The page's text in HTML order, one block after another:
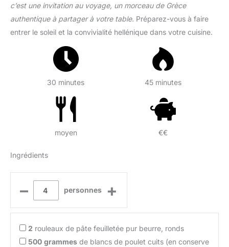
c’est une invitation au voyage, un morceau de Grèce
authentique à partager à votre table. Préparez-vous à faire
entrer le soleil et la convivialité hellénique dans votre cuisine.
30 minutes 45 minutes
moyen €€
Ingrédients
– personnes +
2 rouleaux de pâte feuilletée pur beurre, ronds
500 grammes de blancs de poulet cuits (en conserve